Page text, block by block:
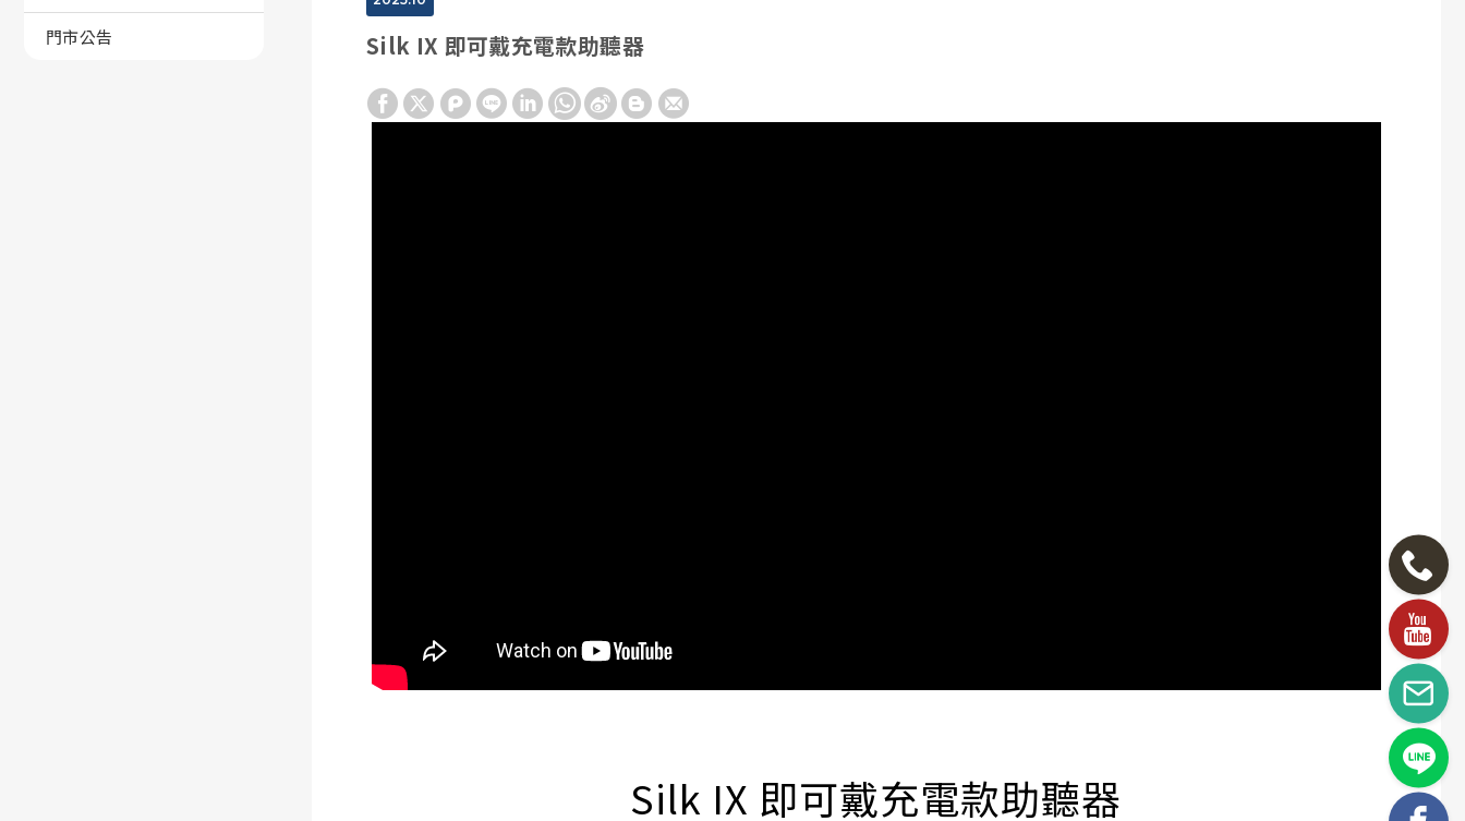
門市公告
Silk IX 即可戴充電款助聽器
Silk IX 即可戴充電款助聽器